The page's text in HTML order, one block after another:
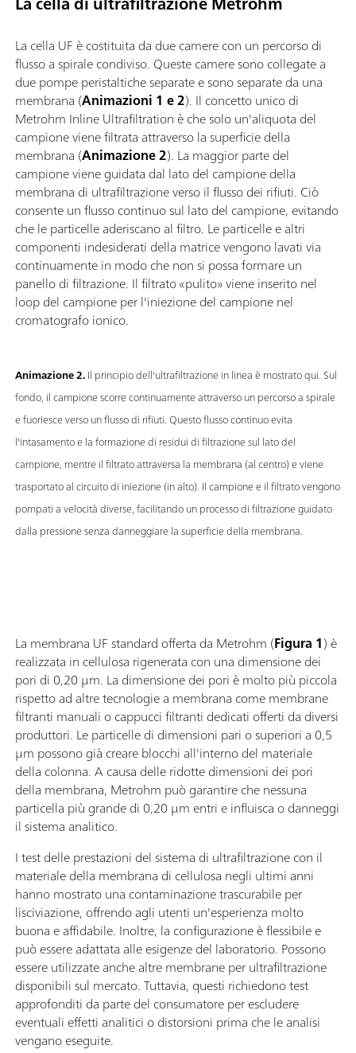
La cella UF è costituita da due camere con un percorso di
flusso a spirale condiviso. Queste camere sono collegate a
due pompe peristaltiche separate e sono separate da una
membrana (Animazioni 1 e 2). Il concetto unico di
Metrohm Inline Ultrafiltration è che solo un'aliquota del
campione viene filtrata attraverso la superficie della
membrana (Animazione 2). La maggior parte del
campione viene guidata dal lato del campione della
membrana di ultrafiltrazione verso il flusso dei rifiuti. Ciò
consente un flusso continuo sul lato del campione, evitando
che le particelle aderiscano al filtro. Le particelle e altri
componenti indesiderati della matrice vengono lavati via
continuamente in modo che non si possa formare un
panello di filtrazione. Il filtrato «pulito» viene inserito nel
loop del campione per l'iniezione del campione nel
cromatografo ionico.
Animazione 2.Il principio dell'ultrafiltrazione in linea è mostrato qui. Sul
fondo, il campione scorre continuamente attraverso un percorso a spirale
e fuoriesce verso un flusso di rifiuti. Questo flusso continuo evita
l'intasamento e la formazione di residui di filtrazione sul lato del
campione, mentre il filtrato attraversa la membrana (al centro) e viene
trasportato al circuito di iniezione (in alto). Il campione e il filtrato vengono
pompati a velocità diverse, facilitando un processo di filtrazione guidato
dalla pressione senza danneggiare la superficie della membrana.
La membrana UF standard offerta da Metrohm (Figura 1) è
realizzata in cellulosa rigenerata con una dimensione dei
pori di 0,20 µm. La dimensione dei pori è molto più piccola
rispetto ad altre tecnologie a membrana come membrane
filtranti manuali o cappucci filtranti dedicati offerti da diversi
produttori. Le particelle di dimensioni pari o superiori a 0,5
µm possono già creare blocchi all'interno del materiale
della colonna. A causa delle ridotte dimensioni dei pori
della membrana, Metrohm può garantire che nessuna
particella più grande di 0,20 µm entri e influisca o danneggi
il sistema analitico.
I test delle prestazioni del sistema di ultrafiltrazione con il
materiale della membrana di cellulosa negli ultimi anni
hanno mostrato una contaminazione trascurabile per
lisciviazione, offrendo agli utenti un'esperienza molto
buona e affidabile. Inoltre, la configurazione è flessibile e
può essere adattata alle esigenze del laboratorio. Possono
essere utilizzate anche altre membrane per ultrafiltrazione
disponibili sul mercato. Tuttavia, questi richiedono test
approfonditi da parte del consumatore per escludere
eventuali effetti analitici o distorsioni prima che le analisi
vengano eseguite.